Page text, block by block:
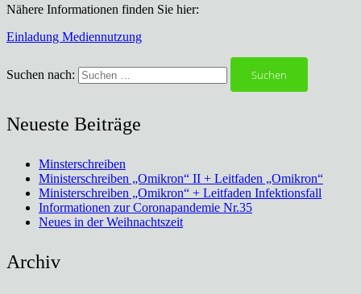
Nähere Informationen finden Sie hier:
Einladung Mediennutzung
Suchen nach:
Neueste Beiträge
Minsterschreiben
Ministerschreiben „Omikron“ II + Leitfaden „Omikron“
Ministerschreiben „Omikron“ + Leitfaden Infektionsfall
Informationen zur Coronapandemie Nr.35
Neues in der Weihnachtszeit
Archiv